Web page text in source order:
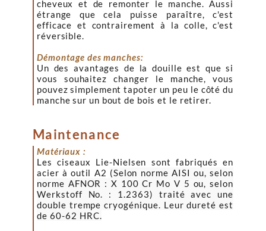
cheveux et de remonter le manche. Aussi
étrange que cela puisse paraître, c'est
efficace et contrairement à la colle, c'est
réversible.
Démontage des manches:
Un des avantages de la douille est que si
vous souhaitez changer le manche, vous
pouvez simplement tapoter un peu le côté du
manche sur un bout de bois et le retirer.
Maintenance
Matériaux :
Les ciseaux Lie-Nielsen sont fabriqués en
acier à outil A2 (Selon norme AISI ou, selon
norme AFNOR : X 100 Cr Mo V 5 ou, selon
Werkstoff No. : 1.2363) traité avec une
double trempe cryogénique. Leur dureté est
de 60-62 HRC.